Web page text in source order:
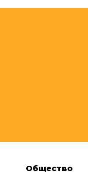
Общество